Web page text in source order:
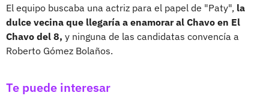
El equipo buscaba una actriz para el papel de "Paty", la
dulce vecina que llegaría a enamorar al Chavo en El
Chavo del 8, y ninguna de las candidatas convencía a
Roberto Gómez Bolaños.
Te puede interesar